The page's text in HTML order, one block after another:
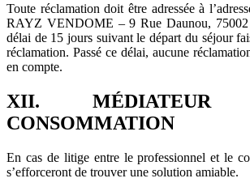
Toute réclamation doit être adressée à
RAYZ VENDOME – 9 Rue Daunou, 75002
délai de 15 jours suivant le départ du séjour
réclamation. Passé ce délai, aucune
en compte.
XII.
CONSOMMATION
En cas de litige entre le professionnel et le
s’efforceront de trouver une solution amiable.